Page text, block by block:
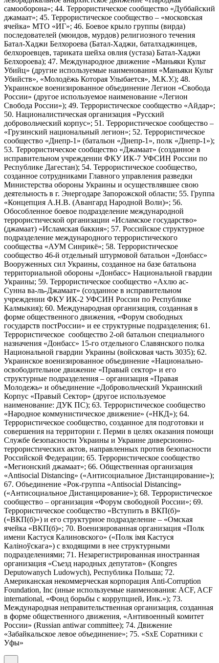
самооборона»; 44. Террористическое сообщество «Дуббайский
джамаат»; 45. Террористическое сообщество – «московская
ячейка» МТО «ИГ»; 46. Боевое крыло группы (вирда)
последователей (мюидов, мурдов) религиозного течения
Батал-Хаджи Белхороева (Батал-Хаджи, баталхаджинцев,
белхороевцев, тариката шейха овлия (устаза) Батал-Хаджи
Белхороева); 47. Международное движение «Маньяки Культ
Убийц» (другие используемые наименования «Маньяки Культ
Убийств», «Молодёжь Которая Улыбается», М.К.У.); 48.
Украинское военизированное объединение Легион «Свобода
России» (другое используемое наименование «Легион
Свобода России»); 49. Террористическое сообщество «Айдар»;
50. Националистическая организация «Русский
добровольческий корпус»; 51. Террористическое сообщество –
«Грузинский национальный легион»; 52. Террористическое
сообщество «Днепр-1» (батальон «Днепр-1», полк «Днепр-1»);
53. Террористическое сообщество «Джамаат» (созданное в
исправительном учреждении ФКУ ИК-7 УФСИН России по
Республике Дагестан); 54. Террористическое сообщество,
созданное сотрудниками Главного управления разведки
Министерства обороны Украины и осуществлявшее свою
деятельность в г. Энергодаре Запорожской области; 55. Группа
«Концепция А.Н.В. (Авангард Народной Воли)»; 56.
Обособленное боевое подразделение международной
террористической организации «Исламское государство»
(джамаат) «Исламская баккия»; 57. Российское структурное
подразделение международного террористического
сообщества «АУМ Синрикё»; 58. Террористическое
сообщество 46-й отдельный штурмовой батальон «Донбасс»
Вооруженных сил Украины, созданное на базе батальона
территориальной обороны «Донбасс» Национальной гвардии
Украины; 59. Террористическое сообщество «Ахлю ас-
Сунна ва-ль-Джамаат» (созданное в исправительном
учреждении ФКУ ИК-2 УФСИН России по Республике
Калмыкия); 60. Международная организация, созданная в
форме общественного движения, «Форум свободных
государств постРоссии» и ее структурные подразделения; 61.
Террористическое сообщество 2-ой батальон специального
назначения «Донбасс» 15-го отдельного Славянского полка
Национальной гвардии Украины (войсковая часть 3035); 62.
Украинское военизированное объединение «Национально-
освободительное движение «Правый сектор» и его
структурные подразделения – организация «Правая
Молодежь» и объединение «Добровольческий Украинский
Корпус «Правый Сектор» (другое используемое
наименование: ДУК ПС); 63. Террористическое сообщество
«Народное коммунистическое движение» («НКД»); 64.
Террористическое сообщество, созданное для подготовки и
совершения на территории г. Перми в целях оказания помощи
Службе безопасности Украины и Украине диверсионно-
террористических актов, направленных против безопасности
Российской Федерации; 65. Террористическое сообщество
«Мегионский джамаат»; 66. Общественная организация
«Antisocial Distancing» («Антисоциальное Дистанцирование»);
67. Объединение «Рок-группа «Antisocial Distancing»
(«Антисоциальное Дистанцирование»); 68. Террористическое
сообщество – организация «Форум свободной России»; 69.
Террористическое сообщество «Вступить в ВКП(б)»
(«ВКП(б)») и его структурное подразделение – «Омская
ячейка «ВКП(б)»; 70. Военизированная организация «Полк
имени Кастуся Калиновского» («Полк iмя Кастуся
Калiноўскага») с входящими в нее структурными
подразделениями; 71. Незарегистрированная иностранная
организация «Съезд народных депутатов» (Kongres
Deputowanych Ludowych), Республика Польша; 72.
Американская некоммерческая корпорация Anti-Corruption
Foundation, Inc (иные используемые наименования: ACF, ACF
international, «Фонд борьбы с коррупцией, Инк.»); 73.
Международная неправительственная организация, созданная
в форме общественного движения, «Антивоенный комитет
России» (Russian antiwar committee); 74. Движение
«Забайкальское левое объединение»; 75. «SxE Соратники с
Уфы»